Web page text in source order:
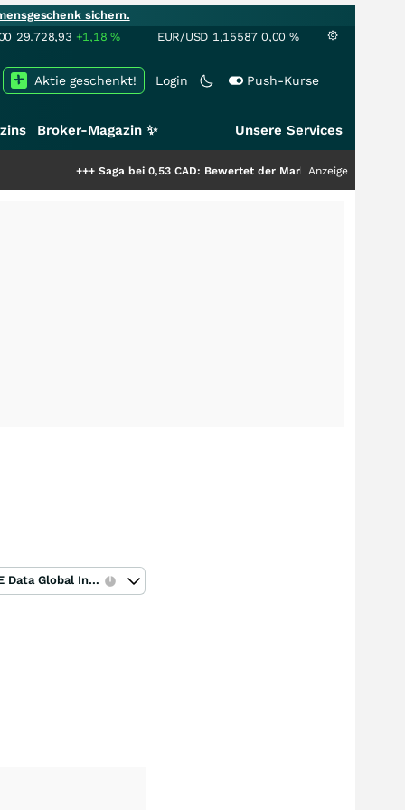
sichern.
29.728,93 +1,18% EUR/USD 1,15587 0,00 %
Login Push-Kurse
Aktie geschenkt!
Broker-Magazin ✨ Unsere Services
Saga bei 0,53 CAD: Bewertet der Markt noch immer nur die Hälfte
Anzeige
ICE Data Global Index